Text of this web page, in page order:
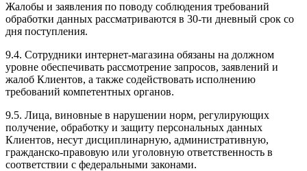
Жалобы и заявления по поводу соблюдения требований
обработки данных рассматриваются в 30-ти дневный срок со
дня поступления.
9.4. Сотрудники интернет-магазина обязаны на должном
уровне обеспечивать рассмотрение запросов, заявлений и
жалоб Клиентов, а также содействовать исполнению
требований компетентных органов.
9.5. Лица, виновные в нарушении норм, регулирующих
получение, обработку и защиту персональных данных
Клиентов, несут дисциплинарную, административную,
гражданско-правовую или уголовную ответственность в
соответствии с федеральными законами.